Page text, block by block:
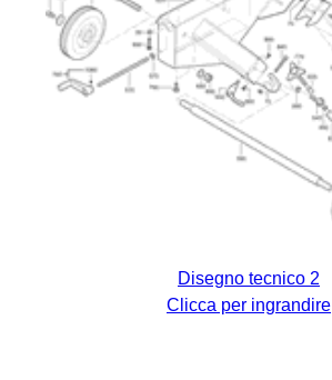
Disegno tecnico 2
Clicca per ingrandire